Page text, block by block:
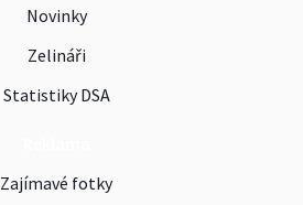
Novinky
Zelináři
Statistiky DSA
Zajímavé fotky